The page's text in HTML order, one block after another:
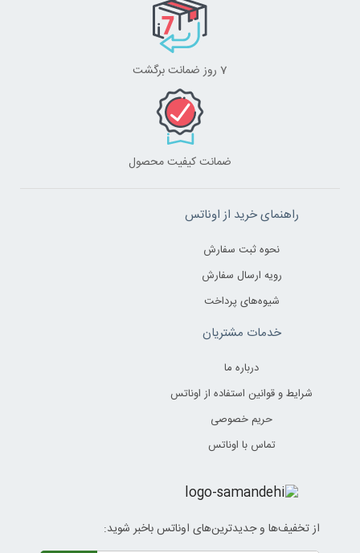
7 روز ضمانت برگشت
ضمانت کیفیت محصول
راهنمای خرید از اوناتس
نحوه ثبت سفارش
رویه ارسال سفارش
شیوه‌های پرداخت
خدمات مشتریان
درباره ما
شرایط و قوانین استفاده از اوناتس
حریم خصوصی
تماس با اوناتس
از تخفیف‌ها و جدیدترین‌های اوناتس باخبر شوید: